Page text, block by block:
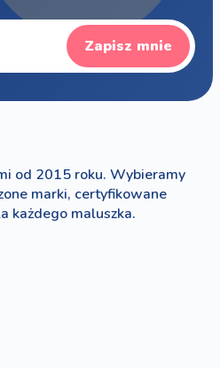
Zapisz mnie
od 2015 roku. Wybieramy
marki, certyfikowane
każdego maluszka.